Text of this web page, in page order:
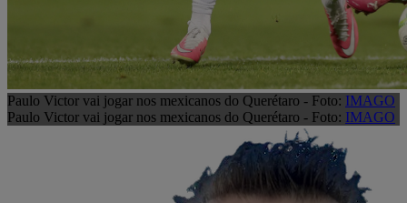
Paulo Victor vai jogar nos mexicanos do Querétaro - Foto: IMAGO
Paulo Victor vai jogar nos mexicanos do Querétaro - Foto: IMAGO